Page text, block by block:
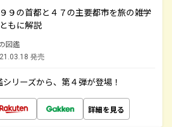
９の首都と４７の主要都市を旅の雑学
もに解説
図鑑
発売
シリーズから、第４弾が登場！
詳細を見る